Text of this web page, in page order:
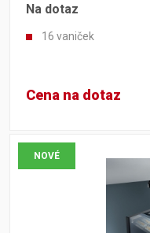
Na dotaz
16 vaniček
Cena na dotaz
NOVÉ